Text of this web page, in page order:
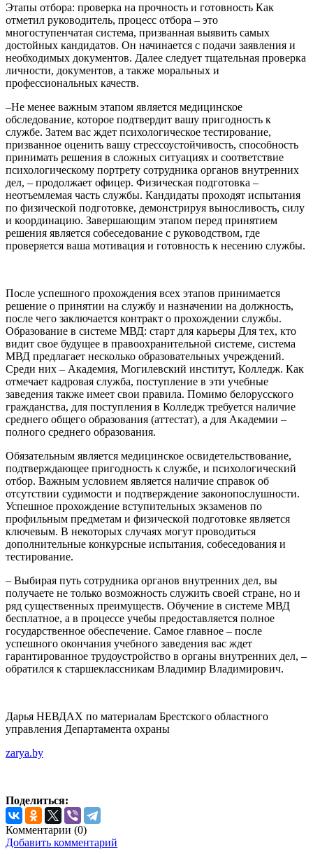
Этапы отбора: проверка на прочность и готовность Как
отметил руководитель, процесс отбора – это
многоступенчатая система, призванная выявить самых
достойных кандидатов. Он начинается с подачи заявления и
необходимых документов. Далее следует тщательная проверка
личности, документов, а также моральных и
профессиональных качеств.
–Не менее важным этапом является медицинское
обследование, которое подтвердит вашу пригодность к
службе. Затем вас ждет психологическое тестирование,
призванное оценить вашу стрессоустойчивость, способность
принимать решения в сложных ситуациях и соответствие
психологическому портрету сотрудника органов внутренних
дел, – продолжает офицер. Физическая подготовка –
неотъемлемая часть службы. Кандидаты проходят испытания
по физической подготовке, демонстрируя выносливость, силу
и координацию. Завершающим этапом перед принятием
решения является собеседование с руководством, где
проверяется ваша мотивация и готовность к несению службы.
После успешного прохождения всех этапов принимается
решение о принятии на службу и назначении на должность,
после чего заключается контракт о прохождении службы.
Образование в системе МВД: старт для карьеры Для тех, кто
видит свое будущее в правоохранительной системе, система
МВД предлагает несколько образовательных учреждений.
Среди них – Академия, Могилевский институт, Колледж. Как
отмечает кадровая служба, поступление в эти учебные
заведения также имеет свои правила. Помимо белорусского
гражданства, для поступления в Колледж требуется наличие
среднего общего образования (аттестат), а для Академии –
полного среднего образования.
Обязательным является медицинское освидетельствование,
подтверждающее пригодность к службе, и психологический
отбор. Важным условием является наличие справок об
отсутствии судимости и подтверждение законопослушности.
Успешное прохождение вступительных экзаменов по
профильным предметам и физической подготовке является
ключевым. В некоторых случаях могут проводиться
дополнительные конкурсные испытания, собеседования и
тестирование.
– Выбирая путь сотрудника органов внутренних дел, вы
получаете не только возможность служить своей стране, но и
ряд существенных преимуществ. Обучение в системе МВД
бесплатное, а в процессе учебы предоставляется полное
государственное обеспечение. Самое главное – после
успешного окончания учебного заведения вас ждет
гарантированное трудоустройство в органы внутренних дел, –
обратился к старшеклассникам Владимир Владимирович.
Дарья НЕВДАХ по материалам Брестского областного
управления Департамента охраны
zarya.by
Поделиться:
Комментарии (0)
Добавить комментарий